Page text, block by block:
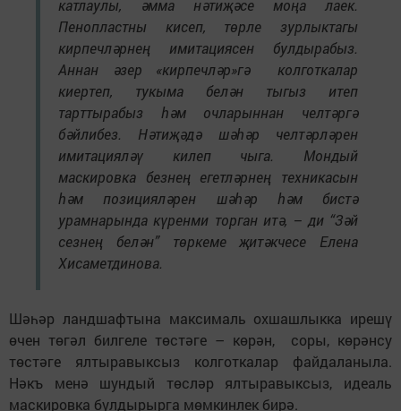
катлаулы, әмма нәтиҗәсе моңа лаек.
Пенопластны кисеп, төрле зурлыктагы
кирпечләрнең имитациясен булдырабыз.
Аннан әзер «кирпечләр»гә колготкалар
киертеп, тукыма белән тыгыз итеп
тарттырабыз һәм очларыннан челтәргә
бәйлибез. Нәтиҗәдә шәһәр челтәрләрен
имитацияләү килеп чыга. Мондый
маскировка безнең егетләрнең техникасын
һәм позицияләрен шәһәр һәм бистә
урамнарында күренми торган итә, – ди “Зәй
сезнең белән” төркеме җитәкчесе Елена
Хисаметдинова.
Шәһәр ландшафтына максималь охшашлыкка ирешү
өчен төгәл билгеле төстәге – көрән, соры, көрәнсу
төстәге ялтыравыксыз колготкалар файдаланыла.
Нәкъ менә шундый төсләр ялтыравыксыз, идеаль
маскировка булдырырга мөмкинлек бирә.